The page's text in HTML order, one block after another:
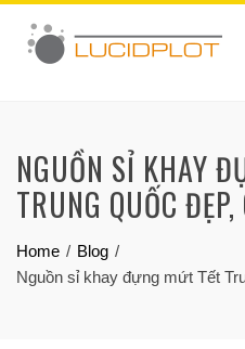
NGUỒN SỈ KHAY
TRUNG QUỐC
Home
Blog
Nguồn sỉ khay đựng mứt Tết